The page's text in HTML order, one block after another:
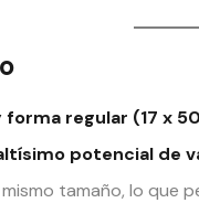
regular (17 x
potencial de
tamaño, lo que